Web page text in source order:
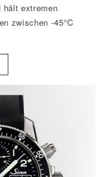
hält extremen
zwischen -45°C